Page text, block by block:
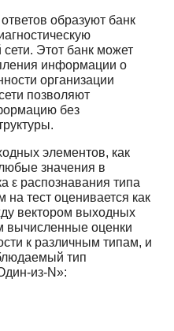
образуют банк
Этот банк может
информации о
организации
позволяют
без
элементов, как
значения в
ε распознавания типа
на тест оценивается как
вектором выходных
вычисленные оценки
к различным типам, и
тип
из-N»: